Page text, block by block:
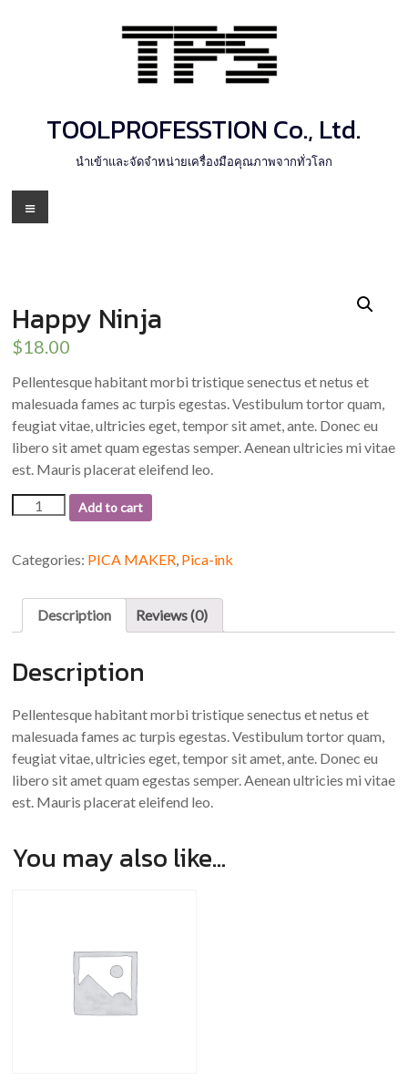
TOOLPROFESSTION Co., Ltd.
นำเข้าและจัดจำหน่ายเครื่องมือคุณภาพจากทั่วโลก
Menu
Happy Ninja
$18.00
Pellentesque habitant morbi tristique senectus et netus et
malesuada fames ac turpis egestas. Vestibulum tortor quam,
feugiat vitae, ultricies eget, tempor sit amet, ante. Donec eu
libero sit amet quam egestas semper. Aenean ultricies mi vitae
est. Mauris placerat eleifend leo.
Happy
Ninja
Add to cart
Categories: PICA MAKER, Pica-ink
Description Reviews (0)
Description
Pellentesque habitant morbi tristique senectus et netus et
malesuada fames ac turpis egestas. Vestibulum tortor quam,
feugiat vitae, ultricies eget, tempor sit amet, ante. Donec eu
libero sit amet quam egestas semper. Aenean ultricies mi vitae
est. Mauris placerat eleifend leo.
You may also like…